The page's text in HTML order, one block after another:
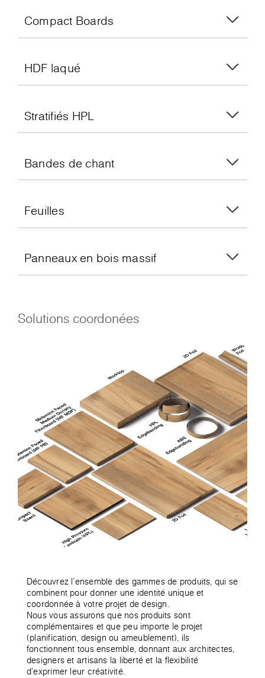
Compact Boards
HDF laqué
Stratifiés HPL
Bandes de chant
Feuilles
Panneaux en bois massif
Solutions coordonées
Découvrez l'ensemble des gammes de produits, qui se
combinent pour donner une identité unique et
coordonnée à votre projet de design.
Nous vous assurons que nos produits sont
complémentaires et que peu importe le projet
(planification, design ou ameublement), ils
fonctionnent tous ensemble, donnant aux architectes,
designers et artisans la liberté et la flexibilité
d’exprimer leur créativité.